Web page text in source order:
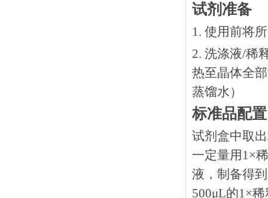
试剂准备
1. 使用前将
2. 洗涤液/稀
热⾄晶体全
蒸馏水）
标准品配置
试剂盒中取
一定量用1×
液，制备得
500μL的1×